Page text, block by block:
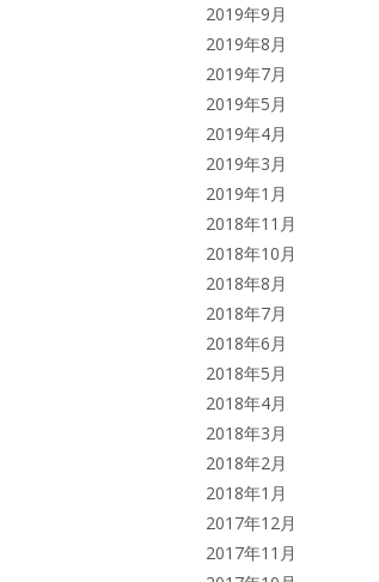
2019年9月
2019年8月
2019年7月
2019年5月
2019年4月
2019年3月
2019年1月
2018年11月
2018年10月
2018年8月
2018年7月
2018年6月
2018年5月
2018年4月
2018年3月
2018年2月
2018年1月
2017年12月
2017年11月